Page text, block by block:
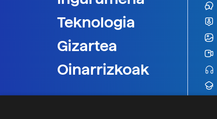
Teknologia
Gizartea
Oinarrizkoak